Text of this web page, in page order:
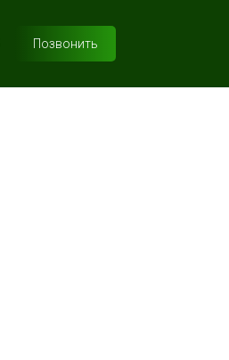
Позвонить